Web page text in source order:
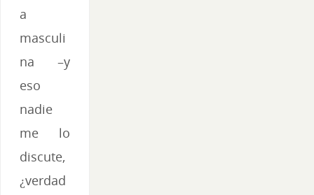
a
masculi
na –y
eso
nadie
me lo
discute,
¿verdad